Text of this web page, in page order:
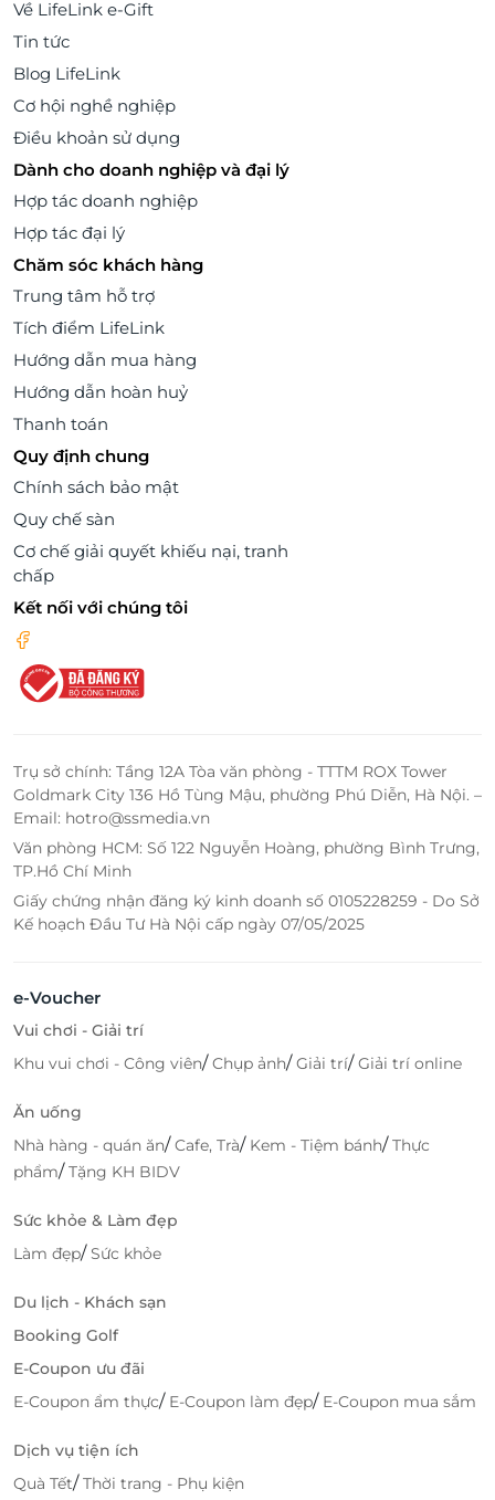
Về LifeLink e-Gift
Tin tức
Blog LifeLink
Cơ hội nghề nghiệp
Điều khoản sử dụng
Dành cho doanh nghiệp và đại lý
Hợp tác doanh nghiệp
Hợp tác đại lý
Chăm sóc khách hàng
Trung tâm hỗ trợ
Tích điểm LifeLink
Hướng dẫn mua hàng
Hướng dẫn hoàn huỷ
Thanh toán
Quy định chung
Chính sách bảo mật
Quy chế sàn
Cơ chế giải quyết khiếu nại, tranh
chấp
Kết nối với chúng tôi
Trụ sở chính: Tầng 12A Tòa văn phòng - TTTM ROX Tower
Goldmark City 136 Hồ Tùng Mậu, phường Phú Diễn, Hà Nội. –
Email: hotro@ssmedia.vn
Văn phòng HCM: Số 122 Nguyễn Hoàng, phường Bình Trưng,
TP.Hồ Chí Minh
Giấy chứng nhận đăng ký kinh doanh số 0105228259 - Do Sở
Kế hoạch Đầu Tư Hà Nội cấp ngày 07/05/2025
e-Voucher
Vui chơi - Giải trí
Khu vui chơi - Công viên/Chụp ảnh/Giải trí/Giải trí online
Ăn uống
Nhà hàng - quán ăn/Cafe, Trà/ Kem - Tiệm bánh/Thực
phẩm/Tặng KH BIDV
Sức khỏe & Làm đẹp
Làm đẹp/Sức khỏe
Du lịch - Khách sạn
Booking Golf
E-Coupon ưu đãi
E-Coupon ẩm thực/ E-Coupon làm đẹp/ E-Coupon mua sắm
Dịch vụ tiện ích
Quà Tết/Thời trang - Phụ kiện